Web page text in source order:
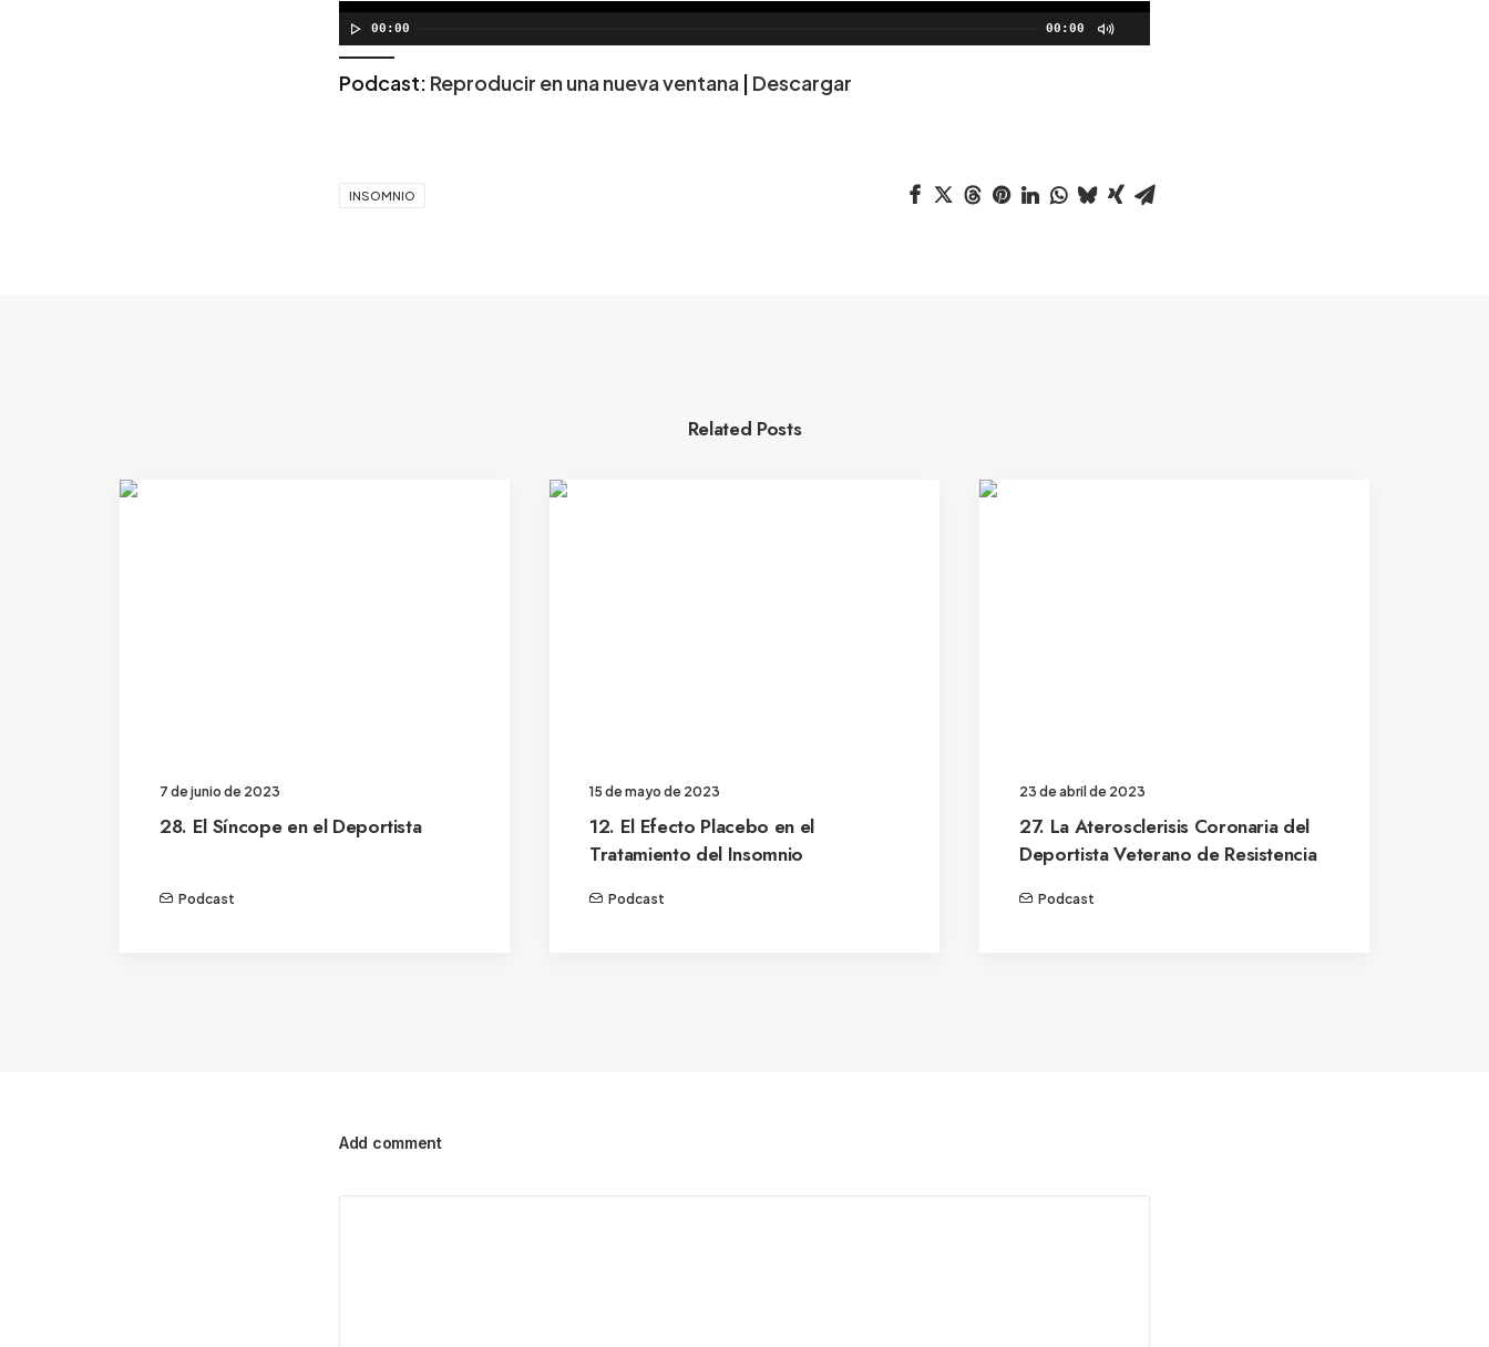
00:00 00:00
Podcast: Reproducir en una nueva ventana | Descargar
INSOMNIO
Related Posts
7 de junio de 2023
28. El Síncope en el Deportista
Podcast
15 de mayo de 2023
12. El Efecto Placebo en el
Tratamiento del Insomnio
Podcast
23 de abril de 2023
27. La Aterosclerisis Coronaria del
Deportista Veterano de Resistencia
Podcast
Add comment